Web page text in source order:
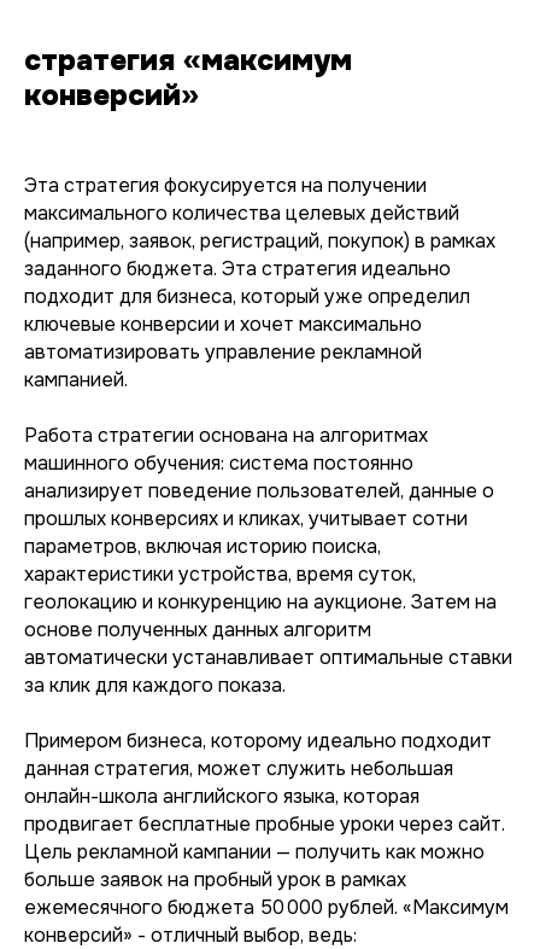
стратегия «максимум
конверсий»
Эта стратегия фокусируется на получении
максимального количества целевых действий
(например, заявок, регистраций, покупок) в рамках
заданного бюджета. Эта стратегия идеально
подходит для бизнеса, который уже определил
ключевые конверсии и хочет максимально
автоматизировать управление рекламной
кампанией.
Работа стратегии основана на алгоритмах
машинного обучения: система постоянно
анализирует поведение пользователей, данные о
прошлых конверсиях и кликах, учитывает сотни
параметров, включая историю поиска,
характеристики устройства, время суток,
геолокацию и конкуренцию на аукционе. Затем на
основе полученных данных алгоритм
автоматически устанавливает оптимальные ставки
за клик для каждого показа.
Примером бизнеса, которому идеально подходит
данная стратегия, может служить небольшая
онлайн-школа английского языка, которая
продвигает бесплатные пробные уроки через сайт.
Цель рекламной кампании — получить как можно
больше заявок на пробный урок в рамках
ежемесячного бюджета 50 000 рублей. «Максимум
конверсий» - отличный выбор, ведь: